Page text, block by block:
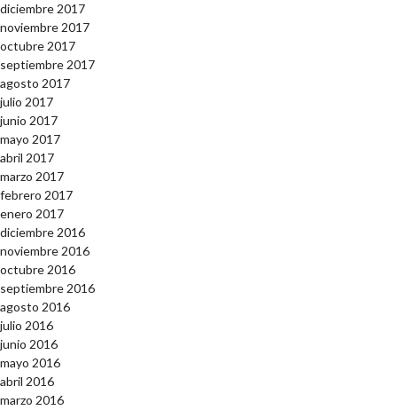
diciembre 2017
noviembre 2017
octubre 2017
septiembre 2017
agosto 2017
julio 2017
junio 2017
mayo 2017
abril 2017
marzo 2017
febrero 2017
enero 2017
diciembre 2016
noviembre 2016
octubre 2016
septiembre 2016
agosto 2016
julio 2016
junio 2016
mayo 2016
abril 2016
marzo 2016